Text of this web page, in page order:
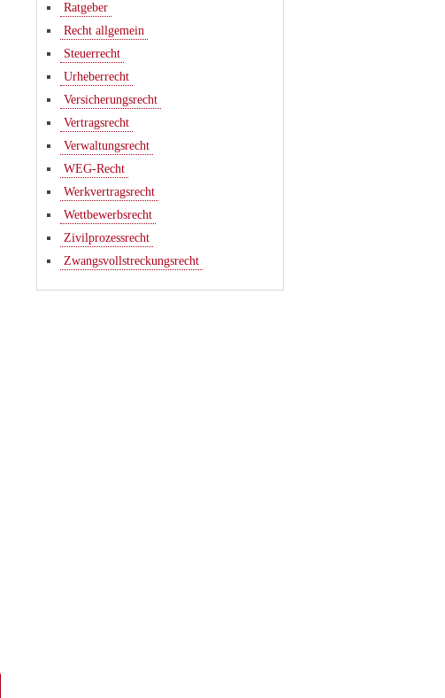
Ratgeber
Recht allgemein
Steuerrecht
Urheberrecht
Versicherungsrecht
Vertragsrecht
Verwaltungsrecht
WEG-Recht
Werkvertragsrecht
Wettbewerbsrecht
Zivilprozessrecht
Zwangsvollstreckungsrecht